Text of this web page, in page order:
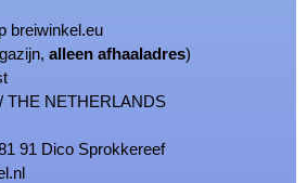
breiwinkel.eu
alleen afhaaladres)
NETHERLANDS
91 Dico Sprokkereef